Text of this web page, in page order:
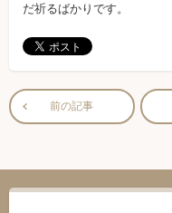
だ祈るばかりです。
前の記事